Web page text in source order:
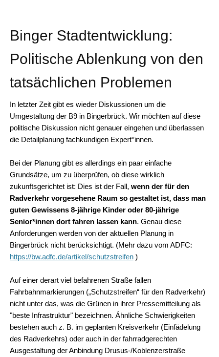
Binger Stadtentwicklung:
Politische Ablenkung von den
tatsächlichen Problemen
In letzter Zeit gibt es wieder Diskussionen um die
Umgestaltung der B9 in Bingerbrück. Wir möchten auf diese
politische Diskussion nicht genauer eingehen und überlassen
die Detailplanung fachkundigen Expert*innen.
Bei der Planung gibt es allerdings ein paar einfache
Grundsätze, um zu überprüfen, ob diese wirklich
zukunftsgerichtet ist: Dies ist der Fall, wenn der für den
Radverkehr vorgesehene Raum so gestaltet ist, dass man
guten Gewissens 8-jährige Kinder oder 80-jährige
Senior*innen dort fahren lassen kann. Genau diese
Anforderungen werden von der aktuellen Planung in
Bingerbrück nicht berücksichtigt. (Mehr dazu vom ADFC:
https://bw.adfc.de/artikel/schutzstreifen )
Auf einer derart viel befahrenen Straße fallen
Fahrbahnmarkierungen („Schutzstreifen“ für den Radverkehr)
nicht unter das, was die Grünen in ihrer Pressemitteilung als
"beste Infrastruktur" bezeichnen. Ähnliche Schwierigkeiten
bestehen auch z. B. im geplanten Kreisverkehr (Einfädelung
des Radverkehrs) oder auch in der fahrradgerechten
Ausgestaltung der Anbindung Drusus-/Koblenzerstraße